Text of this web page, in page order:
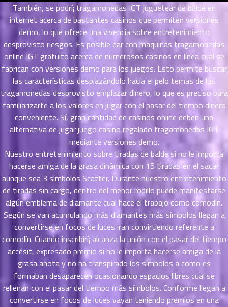
También, se podrí¡ tragamonedas IGT juguetear de balde en
internet acerca de bastantes casinos que permiten versiones
demo, lo que ofrece una vivencia sobre entretenimiento
desprovisto riesgos. Es posible dar con maquinas tragamonedas
online IGT gratuito acerca de numerosos casinos en línea cual se
fabrican con versiones demo para los juegos. Esto permite buscar
las características desplazándolo hacia el pelo temas de las
tragamonedas desprovisto emplazar dinero, lo que es preciso para
familiarizarte a los valores en jugar con el pasar del tiempo dinero
conveniente. Sí, gran cantidad de casinos online deben una
alternativa de jugar juego casino regalado tragamonedas IGT
mediante versiones demo.
Nuestro entretenimiento sobre tiradas de balde si no le importa
hacerse amiga de la grasa dinámica con 15 tiradas en el sacar
aunque sea 3 símbolos Scatter. Durante nuestro entretenimiento
de tiradas sin cargo, dentro del menor rodillo puede manifestarse
algún emblema de diamante cual hace el trabajo como comodín.
Según se van acumulando más diamantes más símbolos llegan a
convertirse en focos de luces iran convirtiendo referente a
comodín. Cuando inscribirí¡ alcanza la unión con el pasar del tiempo
accésit, expresado premio si no le importa hacerse amiga de la
grasa anota y no ha transpirado los símbolos a como es
formaban desaparecen ocasionando espacios libres cual se
rellenan con el pasar del tiempo más símbolos. Conforme llegan a
convertirse en focos de luces vayan teniendo premios en una
34
ตอน
ม
35
ตอน
ที่
36
ตอน
ตอน
ที่
38
ตอน
ที่
ม
39
ตอน
ที่
40
ตอน
ที่